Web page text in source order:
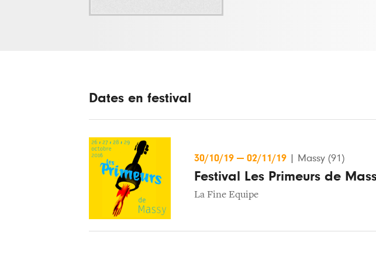
Dates en festival
30/10/19 — 02/11/19 Massy (91)
Festival Les Primeurs de
La Fine Equipe